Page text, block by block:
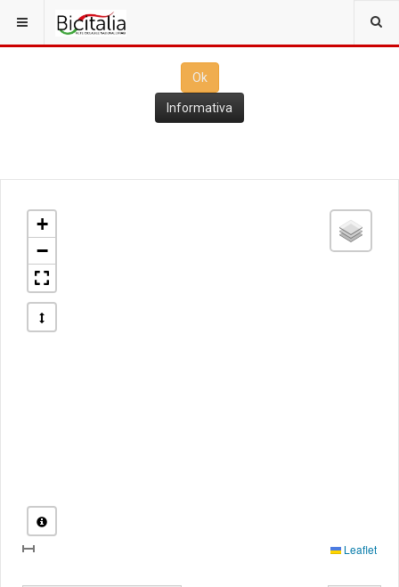
Questo sito utilizza i
Ok
Ok
Informativa
+
−
Leaflet